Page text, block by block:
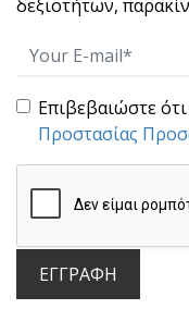
Μια υπέροχη
Οι
Επιβεβαιώστε
Προστασίας
ΕΓΓΡΑΦΗ